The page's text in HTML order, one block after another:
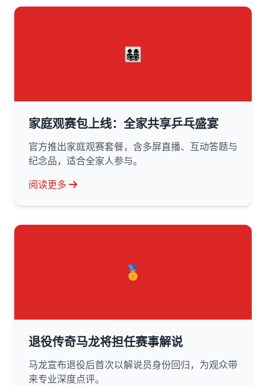
👨‍👩‍👧‍👦
家庭观赛包上线：全家共享乒乓盛宴
官方推出家庭观赛套餐，含多屏直播、互动答题与
纪念品，适合全家人参与。
阅读更多
🏅
退役传奇马龙将担任赛事解说
马龙宣布退役后首次以解说员身份回归，为观众带
来专业深度点评。